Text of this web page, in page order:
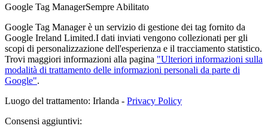
Google Tag ManagerSempre Abilitato
Google Tag Manager è un servizio di gestione dei tag fornito da
Google Ireland Limited.I dati inviati vengono collezionati per gli
scopi di personalizzazione dell'esperienza e il tracciamento statistico.
Trovi maggiori informazioni alla pagina "Ulteriori informazioni sulla
modalità di trattamento delle informazioni personali da parte di
Google".
Luogo del trattamento: Irlanda - Privacy Policy
Consensi aggiuntivi: